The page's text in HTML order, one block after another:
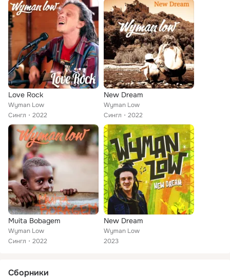
Love Rock
Wyman Low
Сингл
2022
New Dream
Wyman Low
Сингл
2022
Muita Bobagem
Wyman Low
Сингл
2022
New Dream
Wyman Low
2023
Сборники